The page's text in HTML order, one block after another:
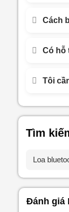
Cách
Có hỗ
Tôi
Tìm
Loa
Đánh giá